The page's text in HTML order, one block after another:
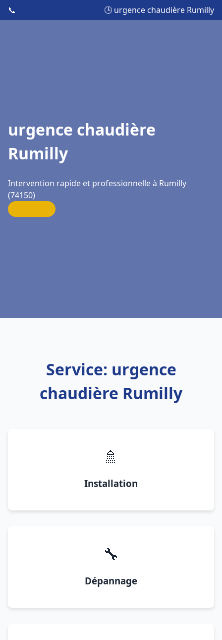
📞 🕒 urgence chaudière Rumilly
urgence chaudière
Rumilly
Intervention rapide et professionnelle à Rumilly
(74150)
Service: urgence
chaudière Rumilly
🚿
Installation
🔧
Dépannage